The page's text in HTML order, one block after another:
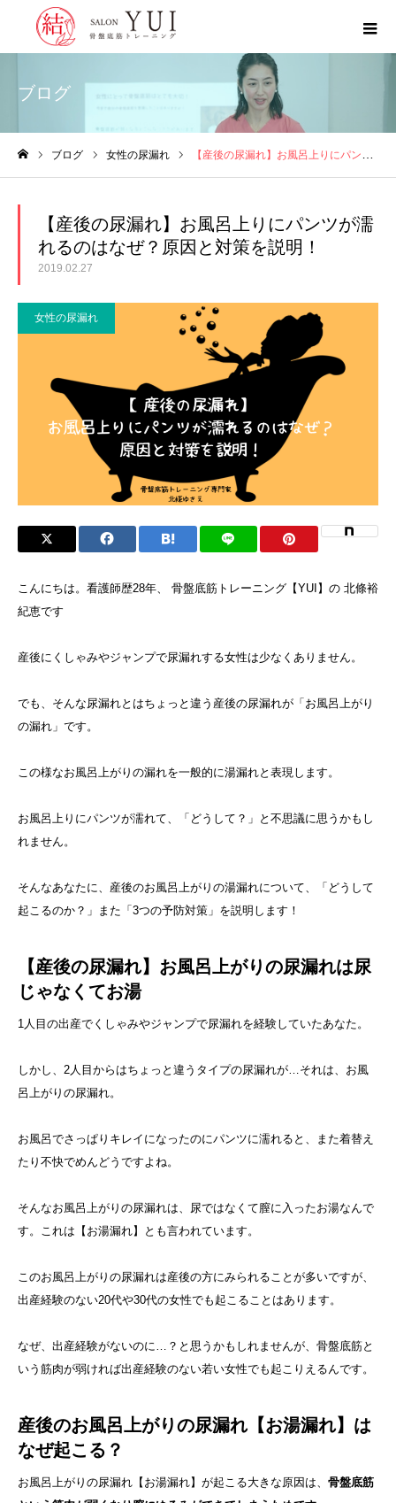
ブログ
ブログ 女性の尿漏れ 【産後の尿漏れ】お風呂上りにパンツが濡れるのはなぜ？原因と対策を説明！
【産後の尿漏れ】お風呂上りにパンツが濡
れるのはなぜ？原因と対策を説明！
2019.02.27
女性の尿漏れ
こんにちは。看護師歴28年、 骨盤底筋トレーニング【YUI】の 北條裕
紀恵です
産後にくしゃみやジャンプで尿漏れする女性は少なくありません。
でも、そんな尿漏れとはちょっと違う産後の尿漏れが「お風呂上がり
の漏れ」です。
この様なお風呂上がりの漏れを一般的に湯漏れと表現します。
お風呂上りにパンツが濡れて、「どうして？」と不思議に思うかもし
れません。
そんなあなたに、産後のお風呂上がりの湯漏れについて、「どうして
起こるのか？」また「3つの予防対策」を説明します！
【産後の尿漏れ】お風呂上がりの尿漏れは尿
じゃなくてお湯
1人目の出産でくしゃみやジャンプで尿漏れを経験していたあなた。
しかし、2人目からはちょっと違うタイプの尿漏れが…それは、お風
呂上がりの尿漏れ。
お風呂でさっぱりキレイになったのにパンツに濡れると、また着替え
たり不快でめんどうですよね。
そんなお風呂上がりの尿漏れは、尿ではなくて膣に入ったお湯なんで
す。これは【お湯漏れ】とも言われています。
このお風呂上がりの尿漏れは産後の方にみられることが多いですが、
出産経験のない20代や30代の女性でも起こることはあります。
なぜ、出産経験がないのに…？と思うかもしれませんが、骨盤底筋と
いう筋肉が弱ければ出産経験のない若い女性でも起こりえるんです。
産後のお風呂上がりの尿漏れ【お湯漏れ】は
なぜ起こる？
お風呂上がりの尿漏れ【お湯漏れ】が起こる大きな原因は、 骨盤底筋